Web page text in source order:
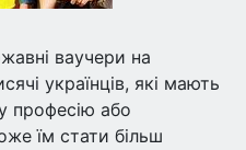
ваучери на
українців, які мають
професію або
їм стати більш